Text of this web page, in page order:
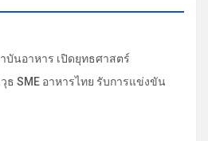
าบันอาหาร เปิดยุทธศาสตร์
วุธ SME อาหารไทย รับการแข่งขัน